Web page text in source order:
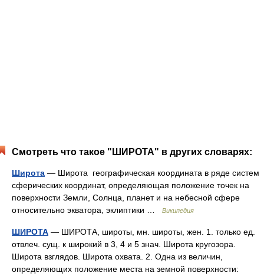
Смотреть что такое "ШИРОТА" в других словарях:
Широта — Широта географическая координата в ряде систем
сферических координат, определяющая положение точек на
поверхности Земли, Солнца, планет и на небесной сфере
относительно экватора, эклиптики …
Википедия
ШИРОТА — ШИРОТА, широты, мн. широты, жен. 1. только ед.
отвлеч. сущ. к широкий в 3, 4 и 5 знач. Широта кругозора.
Широта взглядов. Широта охвата. 2. Одна из величин,
определяющих положение места на земной поверхности: